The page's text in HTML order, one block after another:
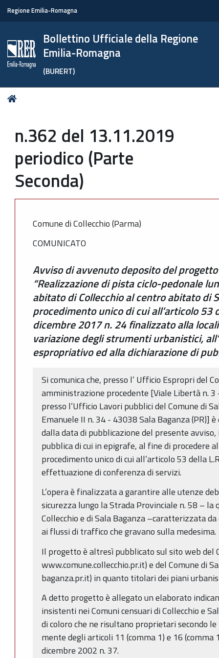
Regione Emilia-Romagna
Bollettino Ufficiale della Regione
Emilia-Romagna
(BURERT)
Tu
n.362 del 13.11.2019
periodico (Parte
Seconda)
Comune di Collecchio (Parma)
COMUNICATO
Avviso di avvenuto deposito del
“Realizzazione di pista ciclo-pedonale
abitato di Collecchio al centro abitato di
procedimento unico di cui all’articolo 53
dicembre 2017 n. 24 finalizzato alla
variazione degli strumenti urbanistici,
espropriativo ed alla dichiarazione di
Si comunica che, presso l’ Ufficio Espropri del
amministrazione procedente [Viale Libertà n. 3
presso l’Ufficio Lavori pubblici del Comune di
Emanuele II n. 34 - 43038 Sala Baganza (PR)]
dalla data di pubblicazione del presente
pubblica di cui in epigrafe, al fine di procedere
procedimento unico di cui all’articolo 53 della
effettuazione di conferenza di servizi.
L’opera è finalizzata a garantire alle utenze
sicurezza lungo la Strada Provinciale n. 58 –
Collecchio e di Sala Baganza –caratterizzata
ai flussi di traffico che gravano sulla medesima.
Il progetto è altresì pubblicato sul sito web del
www.comune.collecchio.pr.it) e del Comune di
baganza.pr.it) in quanto titolari dei piani
A detto progetto è allegato un elaborato
insistenti nei Comuni censuari di Collecchio e
di coloro che ne risultano proprietari secondo
mente degli articoli 11 (comma 1) e 16 (comma
dicembre 2002 n. 37.